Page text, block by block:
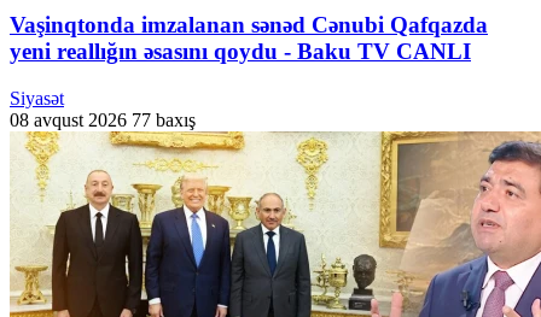
Vaşinqtonda imzalanan sənəd Cənubi Qafqazda
yeni reallığın əsasını qoydu - Baku TV CANLI
Siyasət
08 avqust 2026 77 baxış